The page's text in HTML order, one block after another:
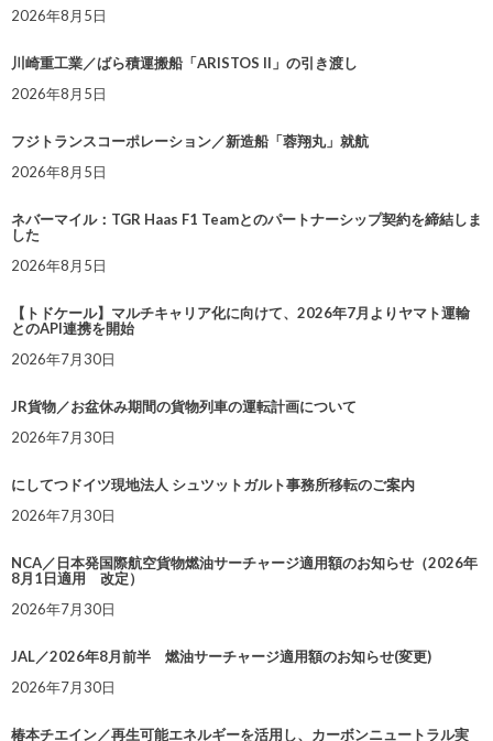
2026年8月5日
川崎重工業／ばら積運搬船「ARISTOS II」の引き渡し
2026年8月5日
フジトランスコーポレーション／新造船「蓉翔丸」就航
2026年8月5日
ネバーマイル：TGR Haas F1 Teamとのパートナーシップ契約を締結しま
した
2026年8月5日
【トドケール】マルチキャリア化に向けて、2026年7月よりヤマト運輸
とのAPI連携を開始
2026年7月30日
JR貨物／お盆休み期間の貨物列車の運転計画について
2026年7月30日
にしてつドイツ現地法人 シュツットガルト事務所移転のご案内
2026年7月30日
NCA／日本発国際航空貨物燃油サーチャージ適用額のお知らせ（2026年
8月1日適用 改定）
2026年7月30日
JAL／2026年8月前半 燃油サーチャージ適用額のお知らせ(変更)
2026年7月30日
椿本チエイン／再生可能エネルギーを活用し、カーボンニュートラル実